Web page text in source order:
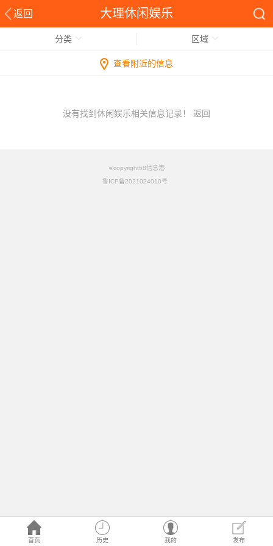
返回 大理休闲娱乐
首页 历史 我的 发布
分类 区域
查看附近的信息
没有找到休闲娱乐相关信息记录！ 返回
©copyright58信息港
鲁ICP备2021024010号